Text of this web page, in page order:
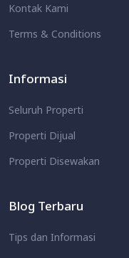
Kontak Kami
Terms & Conditions
Informasi
Seluruh Properti
Properti Dijual
Properti Disewakan
Blog Terbaru
Tips dan Informasi